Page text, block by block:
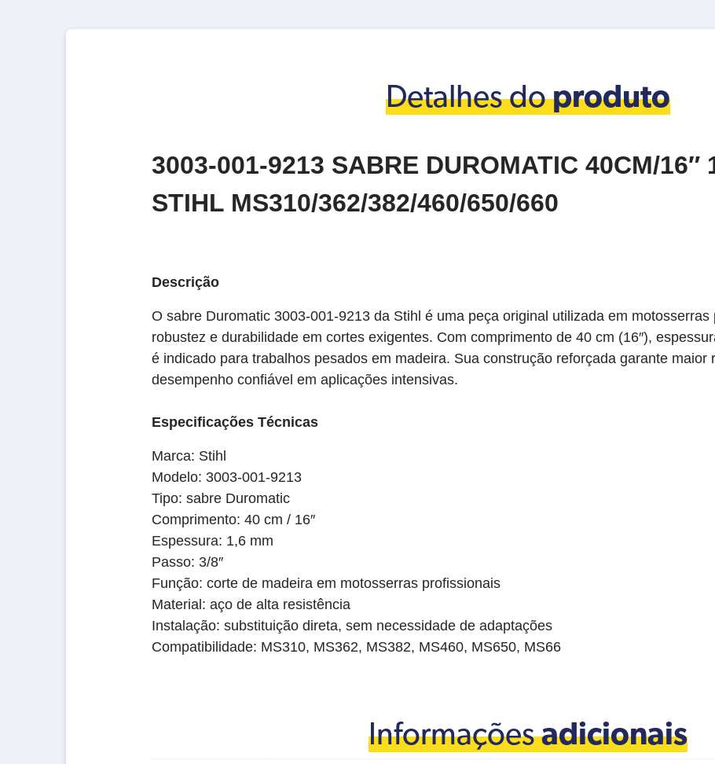
Detalhes doproduto
3003-001-9213 SABRE DUROMATIC 40CM/16″
STIHL MS310/362/382/460/650/660
Descrição
O sabre Duromatic 3003-001-9213 da Stihl é uma peça original utilizada em
robustez e durabilidade em cortes exigentes. Com comprimento de 40 cm (16″),
é indicado para trabalhos pesados em madeira. Sua construção reforçada garante maior
desempenho confiável em aplicações intensivas.
Especificações Técnicas
Marca: Stihl
Modelo: 3003-001-9213
Tipo: sabre Duromatic
Comprimento: 40 cm / 16″
Espessura: 1,6 mm
Passo: 3/8″
Função: corte de madeira em motosserras profissionais
Material: aço de alta resistência
Instalação: substituição direta, sem necessidade de adaptações
Compatibilidade: MS310, MS362, MS382, MS460, MS650, MS66
Informaçõesadicionais